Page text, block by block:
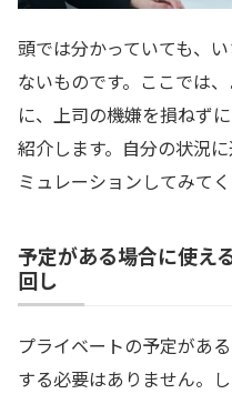
頭では分かっていても、
ないものです。ここでは
に、上司の機嫌を損ねず
紹介します。自分の状況
ミュレーションしてみてく
予定がある場合に使え
回し
プライベートの予定があ
する必要はありません。